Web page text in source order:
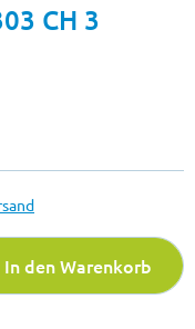
CH 3
In den Warenkorb